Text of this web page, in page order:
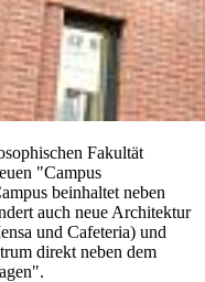
Fakultät
"Campus
beinhaltet neben
auch neue Architektur
und Cafeteria) und
direkt neben dem